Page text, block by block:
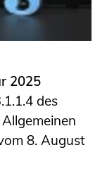
2025
des
8. August